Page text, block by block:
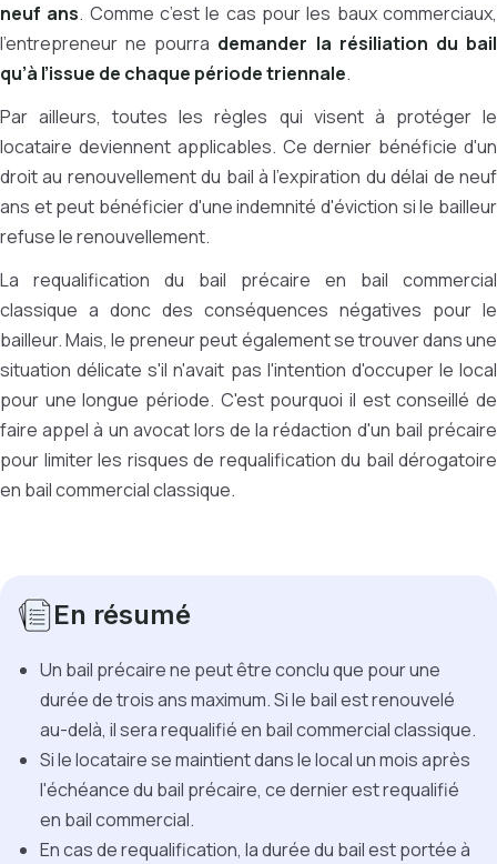
neuf ans. Comme c’est le cas pour les baux commerciaux,
l’entrepreneur ne pourra demander la résiliation du bail
qu’à l’issue de chaque période triennale.
Par ailleurs, toutes les règles qui visent à protéger le
locataire deviennent applicables. Ce dernier bénéficie d'un
droit au renouvellement du bail à l'expiration du délai de neuf
ans et peut bénéficier d'une indemnité d'éviction si le bailleur
refuse le renouvellement.
La requalification du bail précaire en bail commercial
classique a donc des conséquences négatives pour le
bailleur. Mais, le preneur peut également se trouver dans une
situation délicate s'il n'avait pas l'intention d'occuper le local
pour une longue période. C'est pourquoi il est conseillé de
faire appel à un avocat lors de la rédaction d'un bail précaire
pour limiter les risques de requalification du bail dérogatoire
en bail commercial classique.
En résumé
Un bail précaire ne peut être conclu que pour une
durée de trois ans maximum. Si le bail est renouvelé
au-delà, il sera requalifié en bail commercial classique.
Si le locataire se maintient dans le local un mois après
l'échéance du bail précaire, ce dernier est requalifié
en bail commercial.
En cas de requalification, la durée du bail est portée à